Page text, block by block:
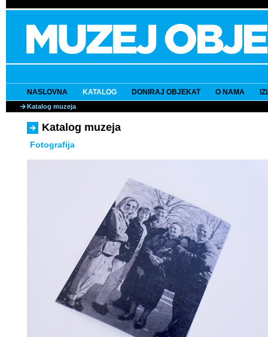
NASLOVNA KATALOG DONIRAJ OBJEKAT O NAMA
Katalog muzeja
Katalog muzeja
Fotografija